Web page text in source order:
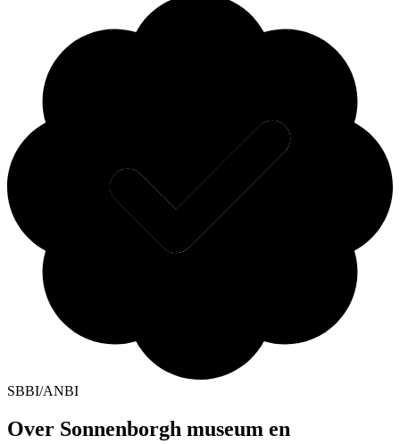
SBBI/ANBI
Over Sonnenborgh museum en